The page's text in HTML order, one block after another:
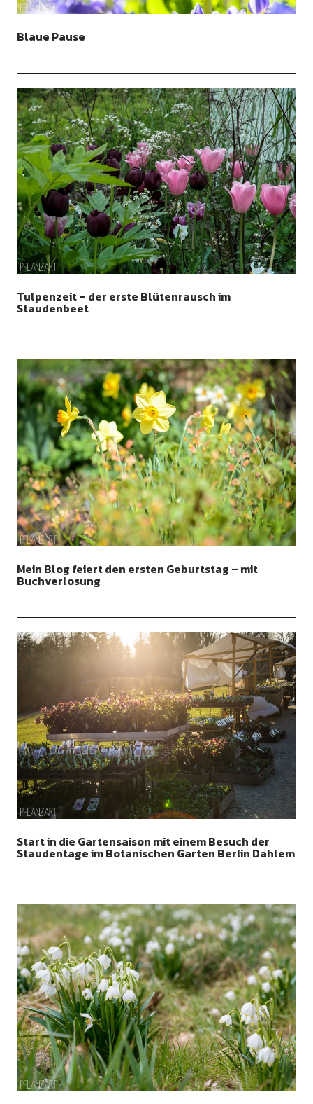
Blaue Pause
Tulpenzeit – der erste Blütenrausch im
Staudenbeet
Mein Blog feiert den ersten Geburtstag – mit
Buchverlosung
Start in die Gartensaison mit einem Besuch der
Staudentage im Botanischen Garten Berlin Dahlem